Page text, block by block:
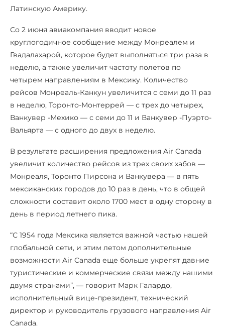
Латинскую Америку.
Со 2 июня авиакомпания вводит новое
круглогодичное сообщение между Монреалем и
Гвадалахарой, которое будет выполняться три раза в
неделю, а также увеличит частоту полетов по
четырем направлениям в Мексику. Количество
рейсов Монреаль-Канкун увеличится с семи до 11 раз
в неделю, Торонто-Монтеррей — с трех до четырех,
Ванкувер -Мехико — с семи до 11 и Ванкувер -Пуэрто-
Вальярта — с одного до двух в неделю.
В результате расширения предложения Air Canada
увеличит количество рейсов из трех своих хабов —
Монреаля, Торонто Пирсона и Ванкувера — в пять
мексиканских городов до 10 раз в день, что в общей
сложности составит около 1700 мест в одну сторону в
день в период летнего пика.
“С 1954 года Мексика является важной частью нашей
глобальной сети, и этим летом дополнительные
возможности Air Canada еще больше укрепят давние
туристические и коммерческие связи между нашими
двумя странами”, — говорит Марк Галардо,
исполнительный вице-президент, технический
директор и руководитель грузового направления Air
Canada.